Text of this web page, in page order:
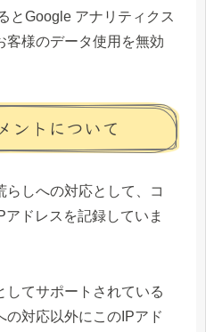
とGoogle アナリティクス
客様のデータ使用を無効
ントについて
らしへの対応として、コ
アドレスを記録していま
してサポートされている
の対応以外にこのIPアド